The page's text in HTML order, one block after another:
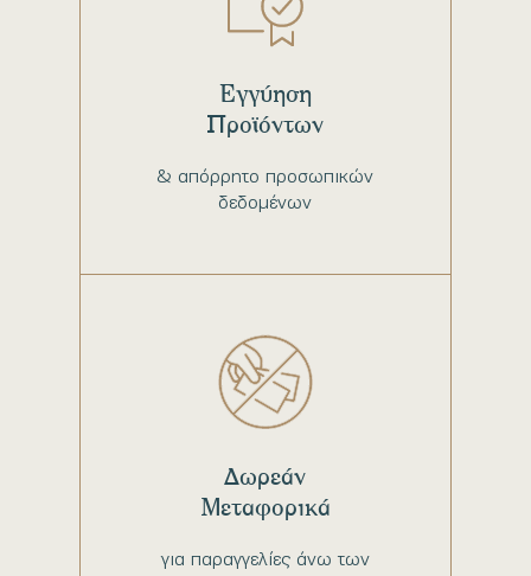
& απόρρητο προσωπικών
δεδομένων
Εγγύηση
Προϊόντων
για παραγγελίες άνω των
Δωρεάν
Μεταφορικά